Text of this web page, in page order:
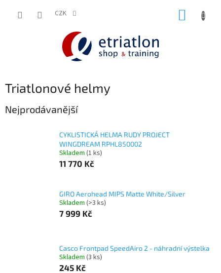
CZK
Triatlonové helmy
Nejprodávanější
CYKLISTICKÁ HELMA RUDY PROJECT
WINGDREAM RPHL850002
Skladem (1 ks)
11 770 Kč
GIRO Aerohead MIPS Matte White/Silver
Skladem (>3 ks)
7 999 Kč
Casco Frontpad SpeedAiro 2 - náhradní výstelka
Skladem (3 ks)
245 Kč
shop.etriatlon.cz - Chat